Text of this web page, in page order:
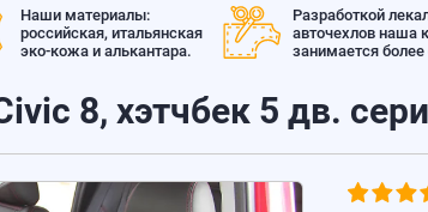
Наши материалы:
российская, итальянская
эко-кожа и алькантара.
Разработкой
авточехлов наша
занимается
8, хэтчбек 5 дв.